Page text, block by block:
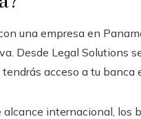
una empresa en
Desde Legal Solutions
acceso a tu banca
alcance internacional, los